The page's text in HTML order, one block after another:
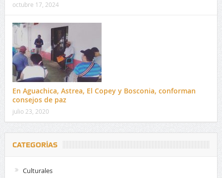
octubre 17, 2024
En Aguachica, Astrea, El Copey y Bosconia, conforman
consejos de paz
julio 23, 2020
CATEGORÍAS
Culturales